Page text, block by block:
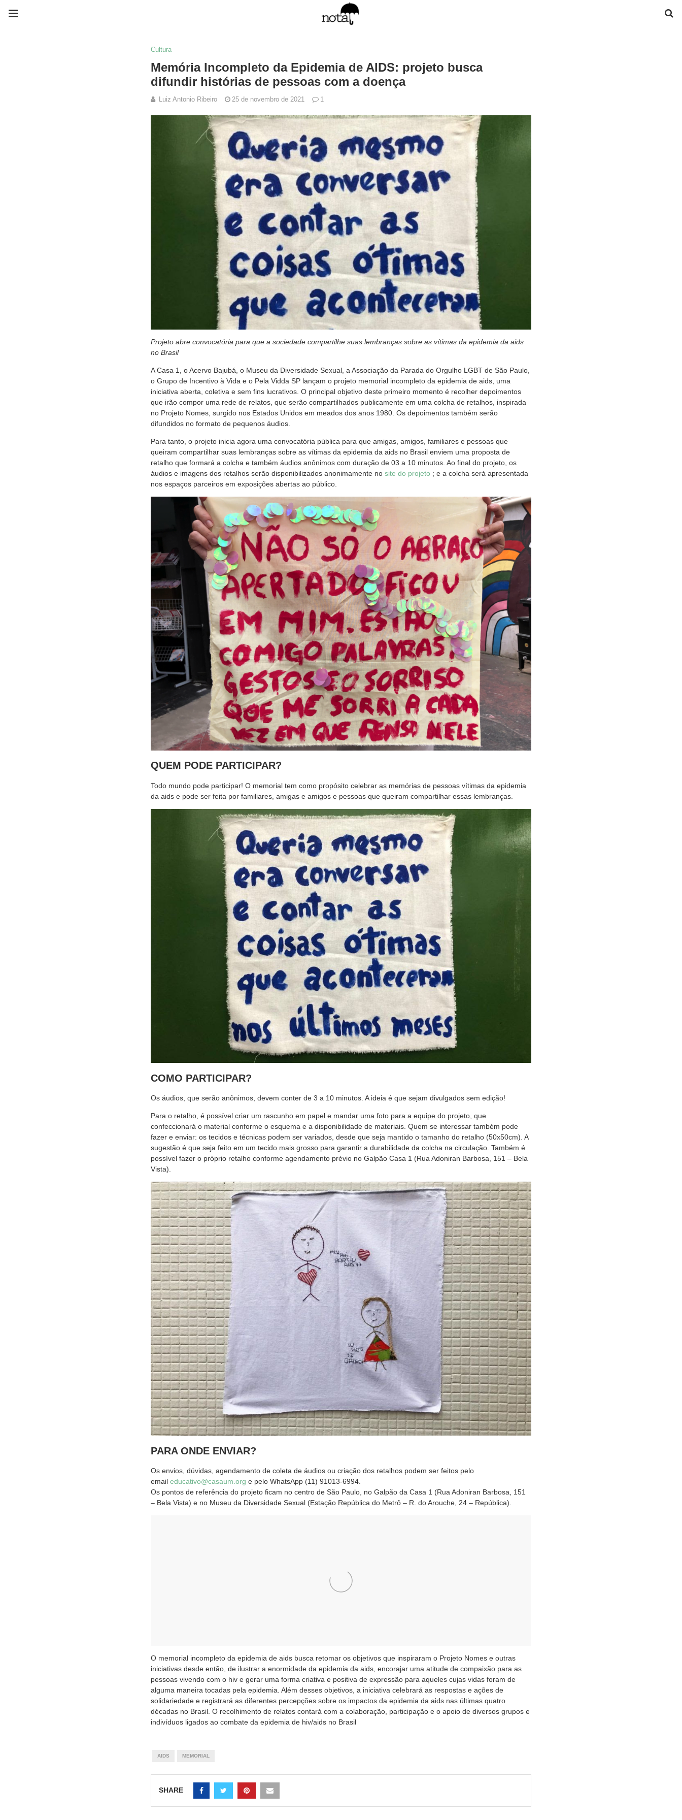
Cultura
Memória Incompleto da Epidemia de AIDS: projeto busca
difundir histórias de pessoas com a doença
Luiz Antonio Ribeiro 25 de novembro de 2021 1
Projeto abre convocatória para que a sociedade compartilhe suas lembranças sobre as vítimas da epidemia da aids
no Brasil
A Casa 1, o Acervo Bajubá, o Museu da Diversidade Sexual, a Associação da Parada do Orgulho LGBT de São Paulo,
o Grupo de Incentivo à Vida e o Pela Vidda SP lançam o projeto memorial incompleto da epidemia de aids, uma
iniciativa aberta, coletiva e sem fins lucrativos. O principal objetivo deste primeiro momento é recolher depoimentos
que irão compor uma rede de relatos, que serão compartilhados publicamente em uma colcha de retalhos, inspirada
no Projeto Nomes, surgido nos Estados Unidos em meados dos anos 1980. Os depoimentos também serão
difundidos no formato de pequenos áudios.
Para tanto, o projeto inicia agora uma convocatória pública para que amigas, amigos, familiares e pessoas que
queiram compartilhar suas lembranças sobre as vítimas da epidemia da aids no Brasil enviem uma proposta de
retalho que formará a colcha e também áudios anônimos com duração de 03 a 10 minutos. Ao final do projeto, os
áudios e imagens dos retalhos serão disponibilizados anonimamente no site do projeto ; e a colcha será apresentada
nos espaços parceiros em exposições abertas ao público.
QUEM PODE PARTICIPAR?
Todo mundo pode participar! O memorial tem como propósito celebrar as memórias de pessoas vítimas da epidemia
da aids e pode ser feita por familiares, amigas e amigos e pessoas que queiram compartilhar essas lembranças.
COMO PARTICIPAR?
Os áudios, que serão anônimos, devem conter de 3 a 10 minutos. A ideia é que sejam divulgados sem edição!
Para o retalho, é possível criar um rascunho em papel e mandar uma foto para a equipe do projeto, que
confeccionará o material conforme o esquema e a disponibilidade de materiais. Quem se interessar também pode
fazer e enviar: os tecidos e técnicas podem ser variados, desde que seja mantido o tamanho do retalho (50x50cm). A
sugestão é que seja feito em um tecido mais grosso para garantir a durabilidade da colcha na circulação. Também é
possível fazer o próprio retalho conforme agendamento prévio no Galpão Casa 1 (Rua Adoniran Barbosa, 151 – Bela
Vista).
PARA ONDE ENVIAR?
Os envios, dúvidas, agendamento de coleta de áudios ou criação dos retalhos podem ser feitos pelo
email educativo@casaum.org e pelo WhatsApp (11) 91013-6994.
Os pontos de referência do projeto ficam no centro de São Paulo, no Galpão da Casa 1 (Rua Adoniran Barbosa, 151
– Bela Vista) e no Museu da Diversidade Sexual (Estação República do Metrô – R. do Arouche, 24 – República).
O memorial incompleto da epidemia de aids busca retomar os objetivos que inspiraram o Projeto Nomes e outras
iniciativas desde então, de ilustrar a enormidade da epidemia da aids, encorajar uma atitude de compaixão para as
pessoas vivendo com o hiv e gerar uma forma criativa e positiva de expressão para aqueles cujas vidas foram de
alguma maneira tocadas pela epidemia. Além desses objetivos, a iniciativa celebrará as respostas e ações de
solidariedade e registrará as diferentes percepções sobre os impactos da epidemia da aids nas últimas quatro
décadas no Brasil. O recolhimento de relatos contará com a colaboração, participação e o apoio de diversos grupos e
indivíduos ligados ao combate da epidemia de hiv/aids no Brasil
AIDS MEMORIAL
SHARE